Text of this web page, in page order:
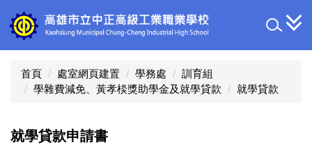
到
主
首頁 處室網頁建置 學務處
訓育組
學雜費減免、黃孝棪獎助學金及就學貸款
就學貸款
就學貸款申請書